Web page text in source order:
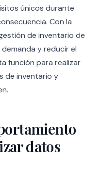
únicos durante
Con la
de inventario de
y reducir el
función para realizar
de inventario y
datos